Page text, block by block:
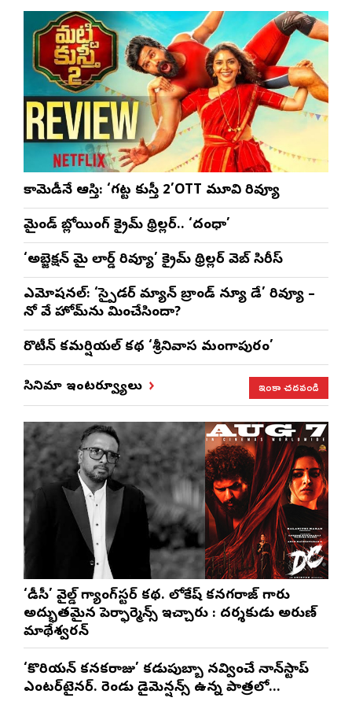
కామెడీనే ఆస్తి: ‘గట్ట కుస్తీ 2’OTT మూవి రివ్యూ
మైండ్ బ్లోయింగ్ క్రైమ్ థ్రిల్లర్.. ‘దంధా’
‘అబ్జెక్ష‌న్ మై లార్డ్ రివ్యూ’ క్రైమ్ థ్రిల్ల‌ర్ వెబ్ సిరీస్
ఎమోష‌న‌ల్‌: ‘స్పైడర్ మ్యాన్ బ్రాండ్ న్యూ డే’ రివ్యూ –
నో వే హోమ్‌ను మించేసిందా?
రొటీన్‌ కమర్షియల్‌ కథ ‘శ్రీనివాస మంగాపురం’
సినిమా ఇంటర్వ్యూలు ఇంకా చదవండి
‘డీసీ’ వైల్డ్ గ్యాంగ్‌స్టర్ కథ. లోకేష్ కనగరాజ్ గారు
అద్భుతమైన పెర్ఫార్మెన్స్ ఇచ్చారు : దర్శకుడు అరుణ్
మాథేశ్వరన్
‘కొరియన్ కనకరాజు’ కడుపుబ్బా నవ్వించే నాన్‌స్టాప్
ఎంటర్‌టైనర్. రెండు డైమెన్షన్స్ ఉన్న పాత్రలో